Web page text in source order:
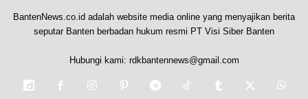
BantenNews.co.id adalah website media online yang menyajikan berita
seputar Banten berbadan hukum resmi PT Visi Siber Banten
Hubungi kami: rdkbantennews@gmail.com